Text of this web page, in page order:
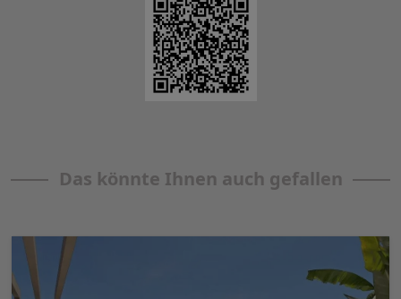
Das könnte Ihnen auch gefallen